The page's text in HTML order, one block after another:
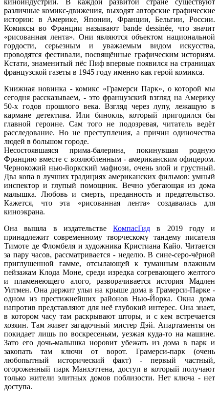
различные комикс-движения, выходят авторские графические
истории: в Америке, Японии, Франции, Бельгии, России.
Комиксы во Франции называют bande dessinée, что значит
«рисованная лента». Они являются объектом национальной
гордости, серьезным и уважаемым видом искусства,
проводятся фестивали, посвящённые графическим историям.
Кстати, знаменитый пёс Пиф впервые появился на страницах
французской газеты в 1945 году именно как герой комикса.
Книжная новинка - комикс «Грамерси Парк», о которой мы
сегодня рассказываем, - это французский взгляд на Америку
50-х годов прошлого века. Взгляд через лупу, лежащую в
кармане детектива. Или бинокль, который пригодился бы
главной героине. Сам того не подозревая, читатель ведёт
расследование. Но не преступления, а причин одиночества
людей в большом городе.
Несостоявшаяся прима-балерина, покинувшая родную
Францию вместе с возлюбленным - американским офицером.
Чернокожий нью-йоркский мафиози, очень злой и грустный.
Два копа в лучших традициях американских фильмов: умный
инспектор и глупый помощник. Вечно убегающая из дома
малышка. Любовь и смерть, преданность и предательство.
Кажется, что эта «рисованная лента» создавалась для
киноэкрана.
Она вышла в издательстве КомпасГид в 2019 году и
принадлежит современному творческому тандему писателя
Тимоте де Фломбеля и художника Кристиана Кайо. Читается
за пару часов, рассматривается - неделю. В сине-серо-чёрной
приглушенной гамме, отсылающей к туманным влажным
пейзажам Клода Моне, среди изредка согревающего желтого
и пламенеющего алого, разворачивается история Мадлен
Уитмен. Она держит ульи на крыше дома в Грамерси-Парке -
одном из престижнейших районов Нью-Йорка. Окна дома
напротив представляют для неё глубокий интерес. Она знает,
в котором часу там раскрывают шторы, и с кем встречается
хозяин. Там живет загадочный мистер Дэй. Апартаменты он
покидает лишь по воскресеньям, уезжая куда-то на машине.
Зато его дочь-малышка норовит убежать из дома в парк и
закопать там ключи от ворот. Грамерси-парк (очень
любопытный исторический факт) - первый частный,
огороженный парк Манхэттена, доступ в который получают
только жители элитных домов поблизости. Нет ключа - нет
доступа.